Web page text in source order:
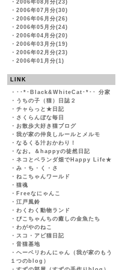
・ 2006年08月分(23)
・ 2006年07月分(30)
・ 2006年06月分(26)
・ 2006年05月分(24)
・ 2006年04月分(20)
・ 2006年03月分(19)
・ 2006年02月分(23)
・ 2006年01月分(1)
LINK
・ ･･*･Black&WhiteCat･*･･ 分家
・ うちの子（猫）日誌２
・ チャらっと★日記
・ さくらんぼな毎日
・ お散歩大好き猫ブログ
・ 我が家の仲良しルールとメルモ
・ なるくる汁おかわり！
・ なお。＆happyの徒然日記
・ ネコとベランダ畑でHappy Life★
・ み・ち・く・さ
・ ねこちゃんワールド
・ 猫魂
・ Freeなにゃんこ
・ 江戸風鈴
・ わくわく動物ランド
・ ぴこちゃんちの癒しの金魚たち
・ わがやのねこ
・ スコ・アビ猫日記
・ 音猫基地
・ ヘーベリわんにゃん（我が家のもう
１つのblog）